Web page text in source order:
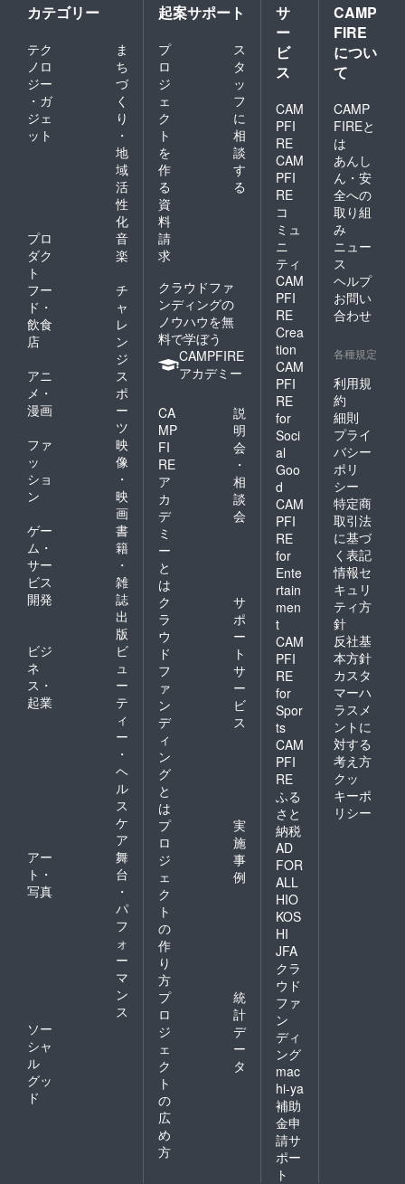
カテゴリー
テク
ノロ
ジー
・ガ
ジェ
ット
ま
ち
づ
く
り
・
地
域
活
性
化
プロ
ダク
ト
音
楽
フー
ド・
飲食
店
チ
ャ
レ
ン
ジ
アニ
メ・
漫画
ス
ポ
ー
ツ
ファ
ッ
ショ
ン
映
像
・
映
画
ゲー
ム・
サー
ビス
開発
書
籍
・
雑
誌
出
版
ビジ
ネ
ス・
起業
ビ
ュ
ー
テ
ィ
ー
・
ヘ
ル
ス
ケ
ア
アー
ト・
写真
舞
台
・
パ
フ
ォ
ー
マ
ン
ス
ソー
シャ
ル
グッ
ド
起案サポート
プ
ロ
ジ
ェ
ク
ト
を
作
る
ス
タ
ッ
フ
に
相
談
す
る
資
料
請
求
クラウドファ
ンディングの
ノウハウを無
料で学ぼう
CAMPFIRE
アカデミー
CA
MP
FI
RE
ア
カ
デ
ミ
ー
と
は
説
明
会
・
相
談
会
ク
ラ
ウ
ド
フ
ァ
ン
デ
ィ
ン
グ
と
は
サ
ポ
ー
ト
サ
ー
ビ
ス
プ
ロ
ジ
ェ
ク
ト
の
作
り
方
実
施
事
例
プ
ロ
ジ
ェ
ク
ト
の
広
め
方
統
計
デ
ー
タ
サ
ー
ビ
ス
CAM
PFI
RE
CAM
PFI
RE
コ
ミュ
ニ
ティ
CAM
PFI
RE
Crea
tion
CAM
PFI
RE
for
Soci
al
Goo
d
CAM
PFI
RE
for
Ente
rtain
men
t
CAM
PFI
RE
for
Spor
ts
CAM
PFI
RE
ふる
さと
納税
AD
FOR
ALL
HIO
KOS
HI
JFA
クラ
ウド
ファ
ン
ディ
ング
mac
hi-ya
補助
金申
請サ
ポー
ト
CAMP
FIRE
につい
て
CAMP
FIREと
は
あんし
ん・安
全への
取り組
み
ニュー
ス
ヘルプ
お問い
合わせ
各種規定
利用規
約
細則
プライ
バシー
ポリ
シー
特定商
取引法
に基づ
く表記
情報セ
キュリ
ティ方
針
反社基
本方針
カスタ
マーハ
ラスメ
ントに
対する
考え方
クッ
キーポ
リシー